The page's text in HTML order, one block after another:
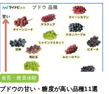
食育・農業体験
ブドウの甘い・糖度が高い品種11選